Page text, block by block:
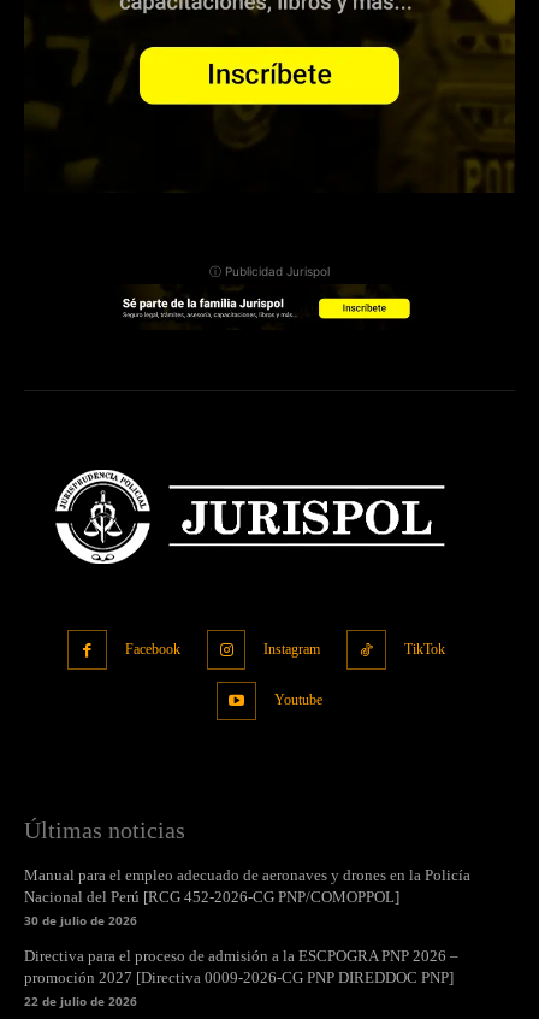
ⓘ Publicidad Jurispol
Facebook Instagram TikTok
Youtube
Últimas noticias
Manual para el empleo adecuado de aeronaves y drones en la Policía
Nacional del Perú [RCG 452-2026-CG PNP/COMOPPOL]
30 de julio de 2026
Directiva para el proceso de admisión a la ESCPOGRA PNP 2026 –
promoción 2027 [Directiva 0009-2026-CG PNP DIREDDOC PNP]
22 de julio de 2026